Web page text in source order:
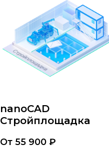
nanoCAD
Стройплощадка
От 55 900 ₽